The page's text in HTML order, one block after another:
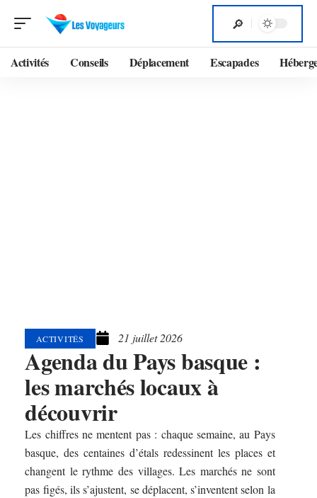
Activités Conseils Déplacement Escapades
ACTIVITÉS 21 juillet 2026
Agenda du Pays basque :
les marchés locaux à
découvrir
Les chiffres ne mentent pas : chaque semaine, au Pays
basque, des centaines d’étals redessinent les places et
changent le rythme des villages. Les marchés ne sont
pas figés, ils s’ajustent, se déplacent, s’inventent selon la